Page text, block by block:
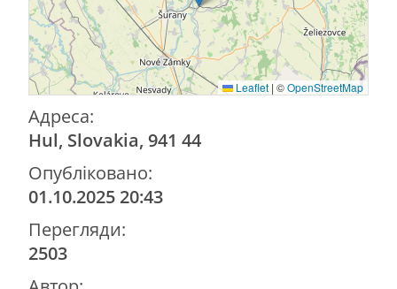
Leaflet | ©OpenStreetMap
Адреса:
Hul, Slovakia, 941 44
Опубліковано:
01.10.2025 20:43
Перегляди:
2503